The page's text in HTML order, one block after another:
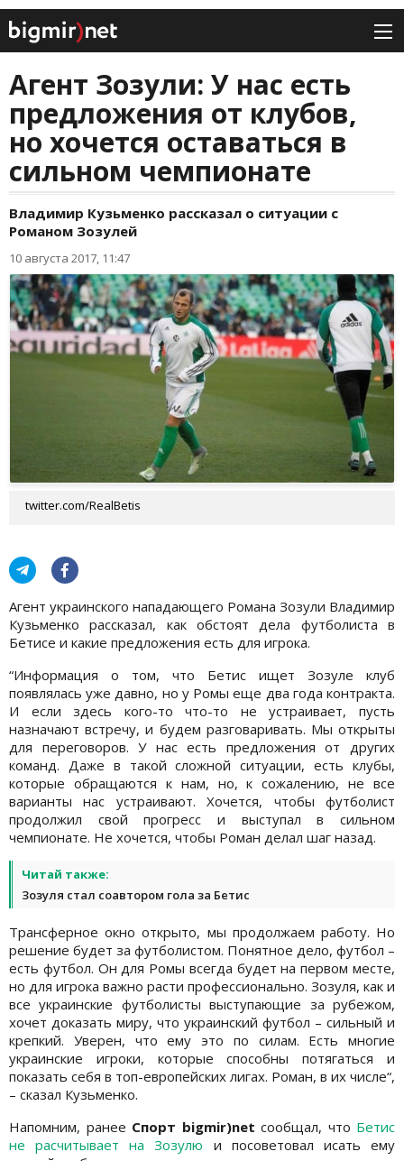
Агент Зозули: У нас есть
предложения от клубов,
но хочется оставаться в
сильном чемпионате
Владимир Кузьменко рассказал о ситуации с
Романом Зозулей
10 августа 2017, 11:47
twitter.com/RealBetis
Агент украинского нападающего Романа Зозули Владимир
Кузьменко рассказал, как обстоят дела футболиста в
Бетисе и какие предложения есть для игрока.
“Информация о том, что Бетис ищет Зозуле клуб
появлялась уже давно, но у Ромы еще два года контракта.
И если здесь кого-то что-то не устраивает, пусть
назначают встречу, и будем разговаривать. Мы открыты
для переговоров. У нас есть предложения от других
команд. Даже в такой сложной ситуации, есть клубы,
которые обращаются к нам, но, к сожалению, не все
варианты нас устраивают. Хочется, чтобы футболист
продолжил свой прогресс и выступал в сильном
чемпионате. Не хочется, чтобы Роман делал шаг назад.
Читай также:
Зозуля стал соавтором гола за Бетис
Трансферное окно открыто, мы продолжаем работу. Но
решение будет за футболистом. Понятное дело, футбол –
есть футбол. Он для Ромы всегда будет на первом месте,
но для игрока важно расти профессионально. Зозуля, как и
все украинские футболисты выступающие за рубежом,
хочет доказать миру, что украинский футбол – сильный и
крепкий. Уверен, что ему это по силам. Есть многие
украинские игроки, которые способны потягаться и
показать себя в топ-европейских лигах. Роман, в их числе“,
– сказал Кузьменко.
Напомним, ранее Спорт bigmir)net сообщал, что Бетис
не расчитывает на Зозулю и посоветовал исать ему